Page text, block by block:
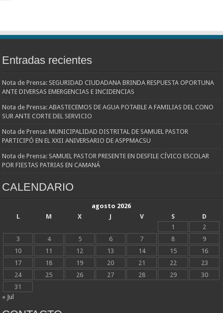
Entradas recientes
Nota de Prensa: SEGURIDAD CIUDADANA BRINDA RESPUESTA OPORTUNA
ANTE DIVERSAS EMERGENCIAS E INCIDENCIAS
Nota de Prensa: ABASTECEMOS DE AGUA POTABLE A FAMILIAS DEL CONO
SUR ANTE CORTE DEL SERVICIO
Nota de Prensa: MUNICIPALIDAD DISTRITAL DE SAMUEL PASTOR
PARTICIPÓ EN EL XXII ANIVERSARIO DE ASPPMACSU
Nota de Prensa: SAMUEL PASTOR PRESENTE EN DESFILE CÍVICO ESCOLAR
POR FIESTAS PATRIAS EN CAMANÁ
CALENDARIO
agosto 2026
L
M X J V S
D
1
2
3
4 5 6 7 8
9
10
11 12 13 14 15
16
17
18 19 20 21 22
23
24
25 26 27 28 29
30
31
« Jul